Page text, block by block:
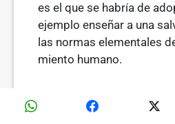
es el que se habría de
ejemplo enseñar a una
las normas elementales
miento humano.
aprendido un